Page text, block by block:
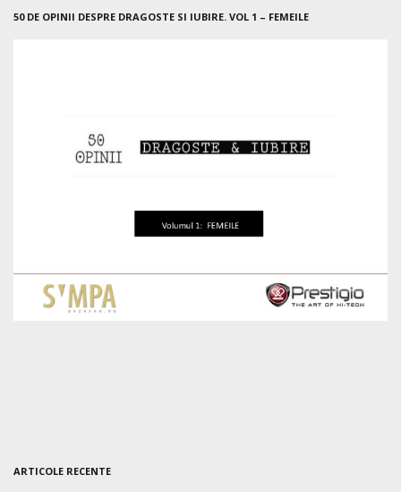
50 DE OPINII DESPRE DRAGOSTE SI IUBIRE. VOL 1 – FEMEILE
ARTICOLE RECENTE